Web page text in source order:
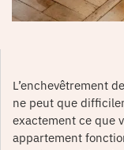
L’enchevêtrement
ne peut que
exactement ce que
appartement